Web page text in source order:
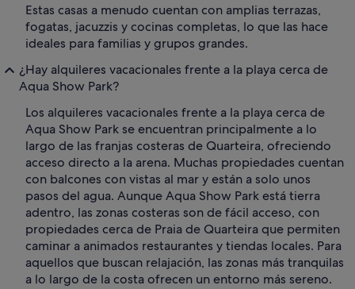
Estas casas a menudo cuentan con amplias terrazas,
fogatas, jacuzzis y cocinas completas, lo que las hace
ideales para familias y grupos grandes.
¿Hay alquileres vacacionales frente a la playa cerca de
Aqua Show Park?
Los alquileres vacacionales frente a la playa cerca de
Aqua Show Park se encuentran principalmente a lo
largo de las franjas costeras de Quarteira, ofreciendo
acceso directo a la arena. Muchas propiedades cuentan
con balcones con vistas al mar y están a solo unos
pasos del agua. Aunque Aqua Show Park está tierra
adentro, las zonas costeras son de fácil acceso, con
propiedades cerca de Praia de Quarteira que permiten
caminar a animados restaurantes y tiendas locales. Para
aquellos que buscan relajación, las zonas más tranquilas
a lo largo de la costa ofrecen un entorno más sereno.